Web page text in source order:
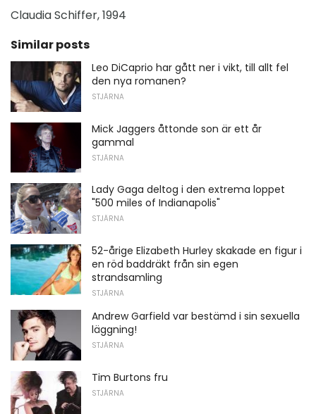
Claudia Schiffer, 1994
Similar posts
Leo DiCaprio har gått ner i vikt, till allt fel
den nya romanen?
STJÄRNA
Mick Jaggers åttonde son är ett år
gammal
STJÄRNA
Lady Gaga deltog i den extrema loppet
"500 miles of Indianapolis"
STJÄRNA
52-årige Elizabeth Hurley skakade en figur i
en röd baddräkt från sin egen
strandsamling
STJÄRNA
Andrew Garfield var bestämd i sin sexuella
läggning!
STJÄRNA
Tim Burtons fru
STJÄRNA